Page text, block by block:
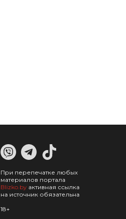
При перепечатке любых
материалов портала
Blizko.by активная ссылка
на источник обязательна
18+